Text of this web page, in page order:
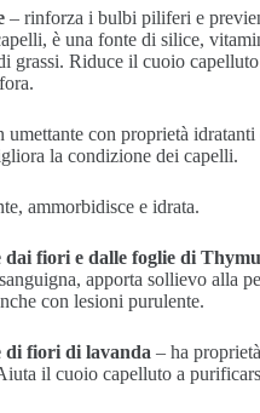
– rinforza i bulbi piliferi e
è una fonte di silice,
grassi. Riduce il cuoio capelluto
umettante con proprietà
la condizione dei capelli.
ammorbidisce e idrata.
dai fiori e dalle foglie di
apporta sollievo alla
con lesioni purulente.
di fiori di lavanda – ha
il cuoio capelluto a